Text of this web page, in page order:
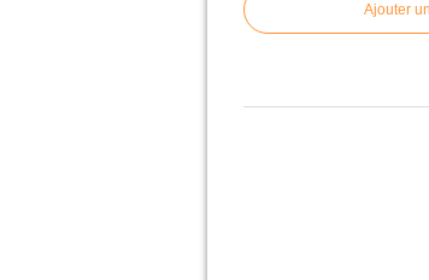
Ajouter